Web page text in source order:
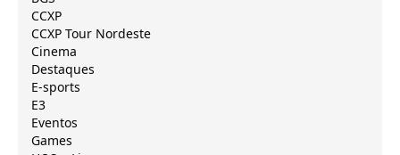
CCXP
CCXP Tour Nordeste
Cinema
Destaques
E-sports
E3
Eventos
Games